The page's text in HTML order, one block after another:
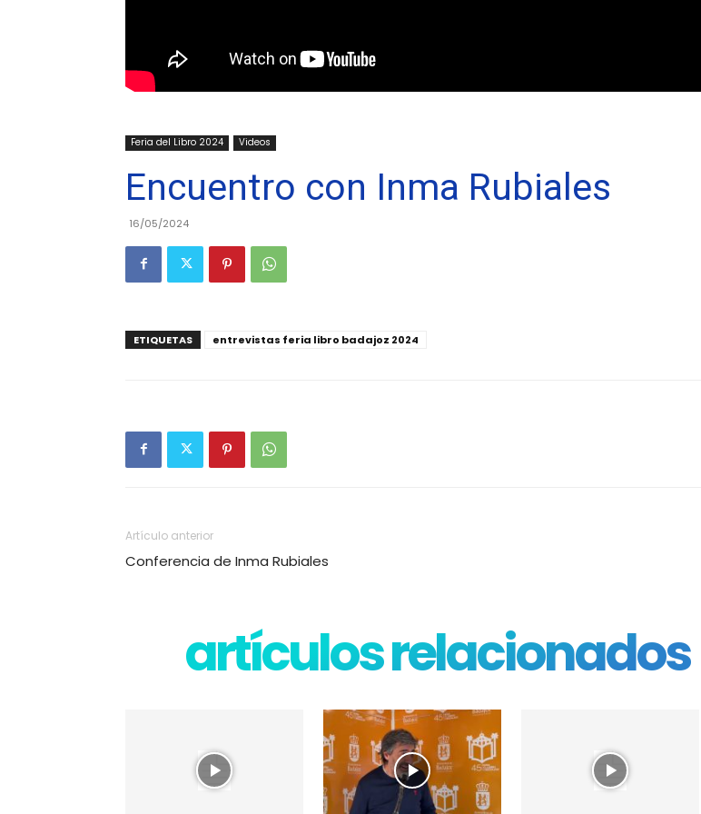
Feria del Libro 2024 Videos
Encuentro con Inma Rubiales
16/05/2024
ETIQUETAS entrevistas feria libro badajoz 2024
Artículo anterior
Conferencia de Inma Rubiales
artículos relacionados